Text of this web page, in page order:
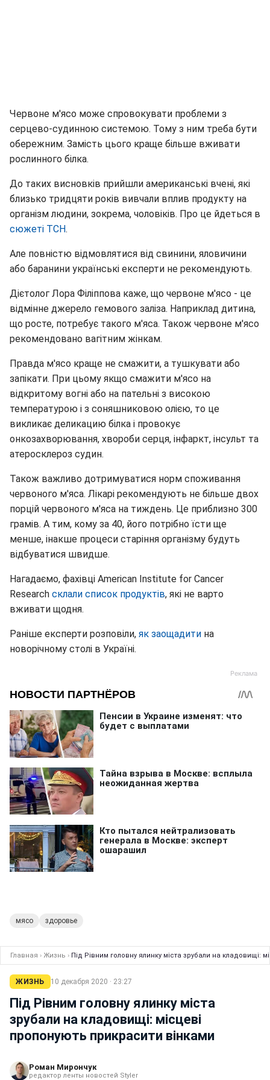
Червоне м'ясо може спровокувати проблеми з
серцево-судинною системою. Тому з ним треба бути
обережним. Замість цього краще більше вживати
рослинного білка.
До таких висновків прийшли американські вчені, які
близько тридцяти років вивчали вплив продукту на
організм людини, зокрема, чоловіків. Про це йдеться в
сюжеті ТСН.
Але повністю відмовлятися від свинини, яловичини
або баранини українські експерти не рекомендують.
Дієтолог Лора Філіппова каже, що червоне м'ясо - це
відмінне джерело гемового заліза. Наприклад дитина,
що росте, потребує такого м'яса. Також червоне м'ясо
рекомендовано вагітним жінкам.
Правда м'ясо краще не смажити, а тушкувати або
запікати. При цьому якщо смажити м'ясо на
відкритому вогні або на пательні з високою
температурою і з соняшниковою олією, то це
викликає деликацию білка і провокує
онкозахворювання, хвороби серця, інфаркт, інсульт та
атеросклероз судин.
Також важливо дотримуватися норм споживання
червоного м'яса. Лікарі рекомендують не більше двох
порцій червоного м'яса на тиждень. Це приблизно 300
грамів. А тим, кому за 40, його потрібно їсти ще
менше, інакше процеси старіння організму будуть
відбуватися швидше.
Нагадаємо, фахівці American Institute for Cancer
Research склали список продуктів, які не варто
вживати щодня.
Раніше експерти розповіли, як заощадити на
новорічному столі в Україні.
мясо здоровье
Главная › Жизнь › Під Рівним головну ялинку міста зрубали на кладовищі:
ЖИЗНЬ 10 декабря 2020 · 23:27
Під Рівним головну ялинку міста
зрубали на кладовищі: місцеві
пропонують прикрасити вінками
Роман Мирончук
редактор ленты новостей Styler